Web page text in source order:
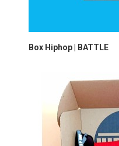
Box Hiphop | BATTLE